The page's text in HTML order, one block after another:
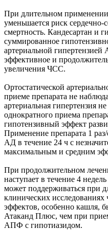
При длительном применении
уменьшается риск сердечно-
смертность. Кандесартан и
суммированное
артериальной
эффективное и
увеличения ЧСС.
Ортостатической
приеме препарата не
артериальная гипертензия
однократного приема
гипотензивный эффект
Применение препарата 1
АД в течение 24 ч с
максимальным и средним
При продолжительном
наступает в течение 4
может поддерживаться при
клинических исследованиях
эффектов, особенно кашля,
Атаканд Плюс, чем при
АПФ с гипотиазидом.